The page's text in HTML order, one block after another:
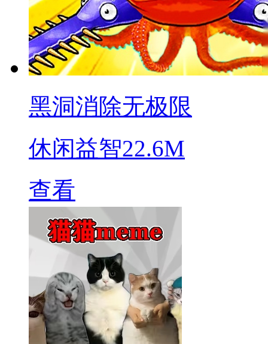
黑洞消除无极限
休闲益智22.6M
查看